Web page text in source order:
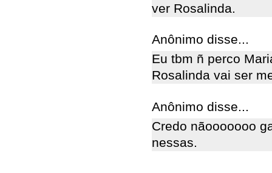
ver Rosalinda.
Anônimo disse...
Eu tbm ñ perco
Rosalinda vai ser
Anônimo disse...
Credo nãooooooo
nessas.